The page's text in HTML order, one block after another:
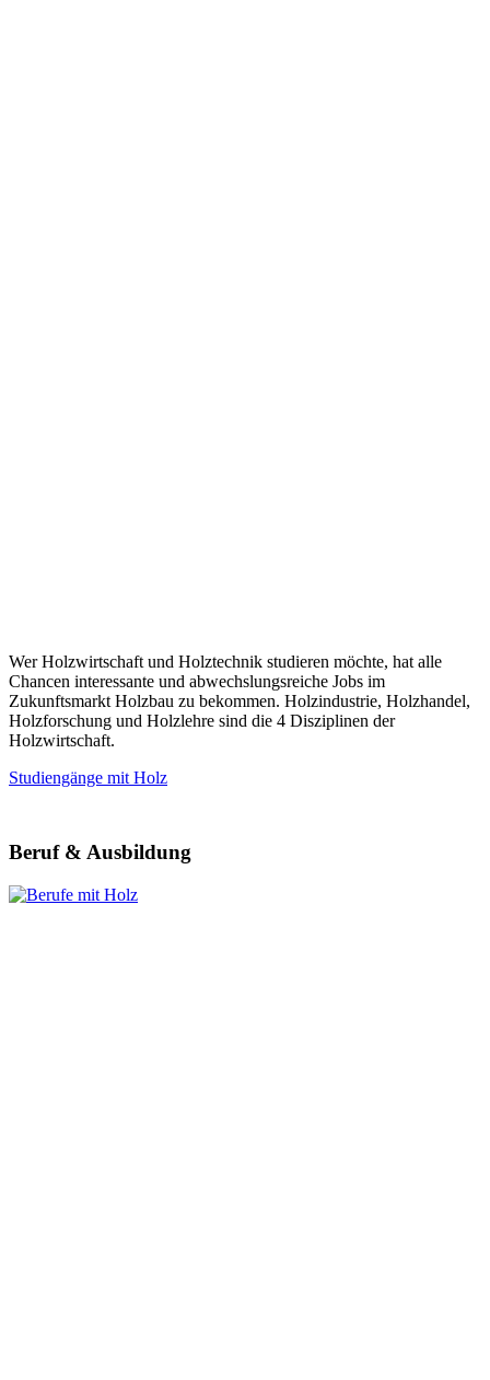
Wer Holzwirtschaft und Holztechnik studieren möchte, hat alle
Chancen interessante und abwechslungsreiche Jobs im
Zukunftsmarkt Holzbau zu bekommen. Holzindustrie, Holzhandel,
Holzforschung und Holzlehre sind die 4 Disziplinen der
Holzwirtschaft.
Studiengänge mit Holz
Beruf & Ausbildung